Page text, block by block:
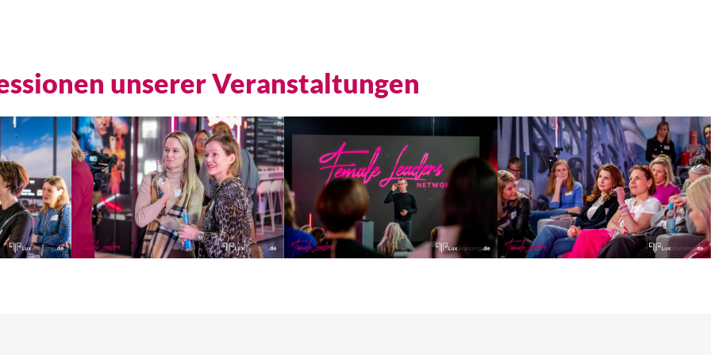
unserer Veranstaltungen